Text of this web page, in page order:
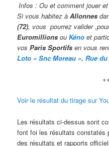
Infos : Ou et comment jouer
Si vous habitez àAllonnes
(72), vous pourrez valider
Euromillions ouKéno et
vosParis Sportifs en vous
Loto « Snc Moreau », Rue
Voir le résultat du tirage sur
Les résultats ci-dessus sont
font foi les résultats constatés
des résultats et rapports